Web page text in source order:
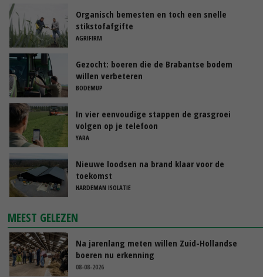
Organisch bemesten en toch een snelle
stikstofafgifte
AGRIFIRM
Gezocht: boeren die de Brabantse bodem
willen verbeteren
BODEMUP
In vier eenvoudige stappen de grasgroei
volgen op je telefoon
YARA
Nieuwe loodsen na brand klaar voor de
toekomst
HARDEMAN ISOLATIE
MEEST GELEZEN
Na jarenlang meten willen Zuid-Hollandse
boeren nu erkenning
08-08-2026